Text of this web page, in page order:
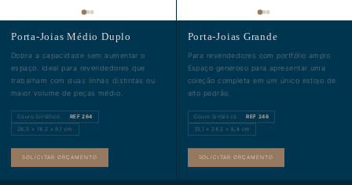
Porta-Joias Médio Duplo
Dobra a capacidade sem aumentar o
espaço. Ideal para revendedores que
trabalham com duas linhas distintas ou
maior volume de peças médio.
Couro Sintético · REF 264
28,5 × 18,2 × 9,1 cm
SOLICITAR ORÇAMENTO
Porta-Joias Grande
Para revendedores com portfólio amplo.
Espaço generoso para apresentar uma
coleção completa em um único estojo de
alto padrão.
Couro Sintético ·REF 246
35,1 × 24,2 × 6,4 cm
SOLICITAR ORÇAMENTO